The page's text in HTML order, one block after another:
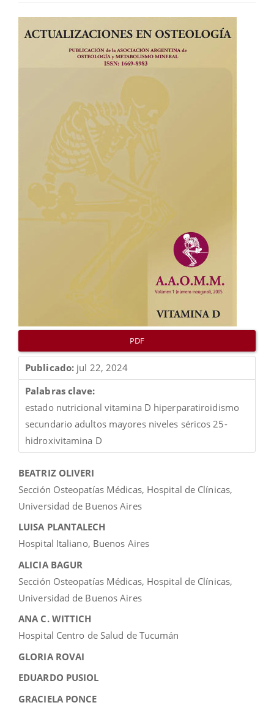
Barra
lateral
PDF
Publicado: jul 22, 2024
Palabras clave:
estado nutricional vitamina D hiperparatiroidismo
secundario adultos mayores niveles séricos 25-
hidroxivitamina D
Contenido
principal
del
artículo
BEATRIZ OLIVERI
Sección Osteopatías Médicas, Hospital de Clínicas,
Universidad de Buenos Aires
LUISA PLANTALECH
Hospital Italiano, Buenos Aires
ALICIA BAGUR
Sección Osteopatías Médicas, Hospital de Clínicas,
Universidad de Buenos Aires
ANA C. WITTICH
Hospital Centro de Salud de Tucumán
GLORIA ROVAI
EDUARDO PUSIOL
GRACIELA PONCE